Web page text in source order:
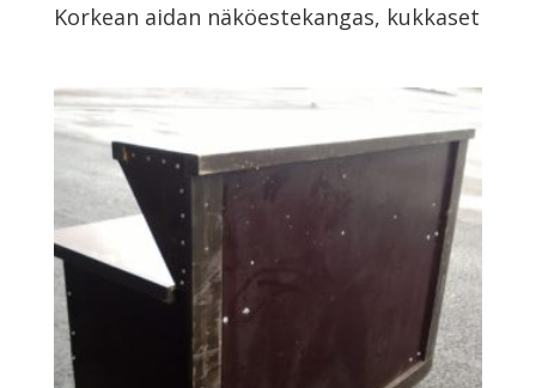
Korkean aidan näköestekangas, kukkaset